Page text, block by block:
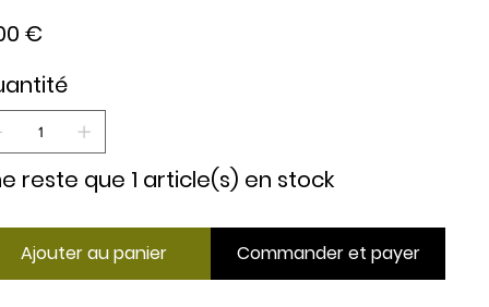
€
reste que 1 article(s) en stock
Ajouter au panier Commander et payer